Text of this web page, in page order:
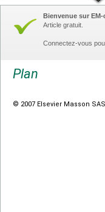
Bienvenue sur
Article gratuit.
Connectez-vous
Plan
© 2007 Elsevier Masson